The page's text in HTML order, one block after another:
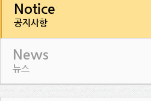
Notice
공지사항
News
뉴스